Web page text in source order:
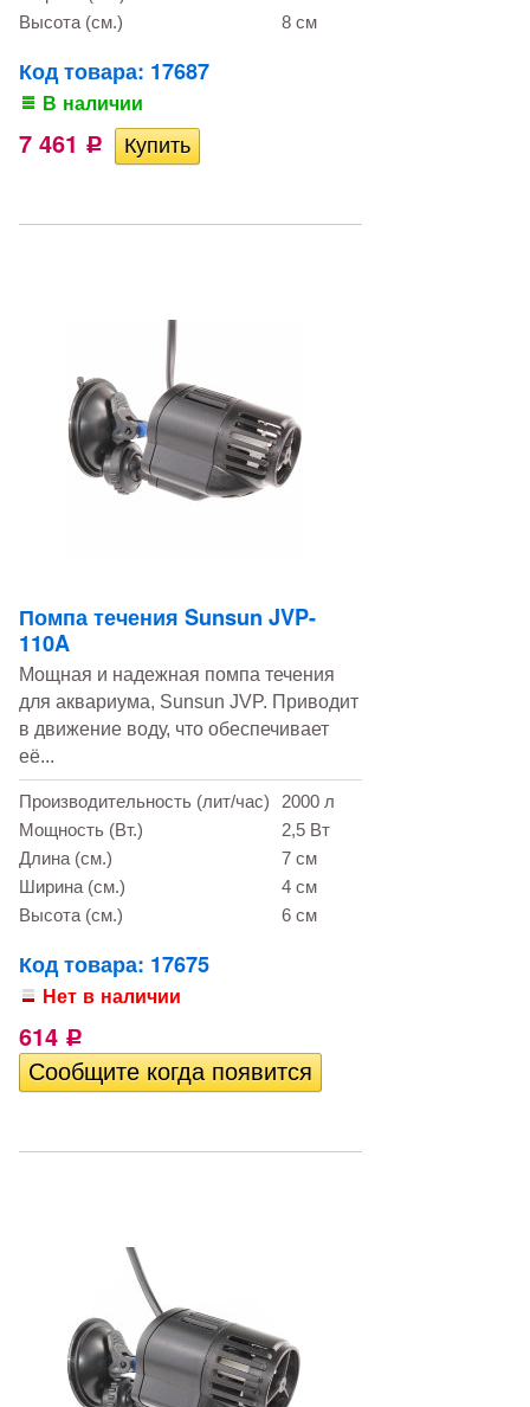
Высота (см.)
8 см
Код товара: 17687
В наличии
7 461 Р
Помпа течения Sunsun JVP-
110A
Мощная и надежная помпа течения
для аквариума, Sunsun JVP. Приводит
в движение воду, что обеспечивает
её...
Производительность (лит/час)
2000 л
Мощность (Вт.)
2,5 Вт
Длина (см.)
7 см
Ширина (см.)
4 см
Высота (см.)
6 см
Код товара: 17675
Нет в наличии
614 Р